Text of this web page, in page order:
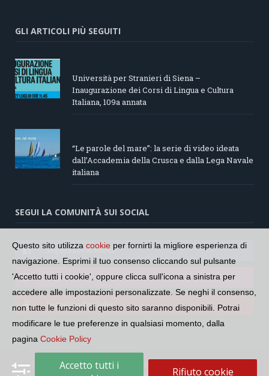
GLI ARTICOLI PIÙ SEGUITI
Università per Stranieri di Siena –
Inaugurazione dei Corsi di Lingua e Cultura
Italiana, 109a annata
“Le parole del mare”: la serie di video ideata
dall’Accademia della Crusca e dalla Lega Navale
italiana
SEGUI LA COMUNITÀ SUI SOCIAL
Seguici su Facebook
Seguici su Instagram
Seguici su YouTube
Copyright © 2026 Comunità Radiotelevisiva Italofona. CF:
Questo sito utilizza cookie per fornirti la migliore esperienza di
navigazione. Esprimi il tuo consenso cliccando sul pulsante
'Accetto tutti i cookie', oppure clicca sull'icona a sinistra per
accedere alle impostazioni personalizzate. Se neghi il consenso,
non tutte le funzioni di questo sito saranno disponibili. Potrai
modificare le tue preferenze in qualsiasi momento, dalla
pagina Cookie Policy
Accetto tutti i
Rifiuto cookie